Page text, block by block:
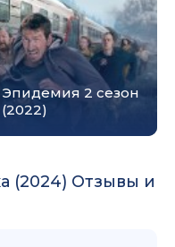
Эпидемия 2 сезон
(2022)
(2024) Отзывы и